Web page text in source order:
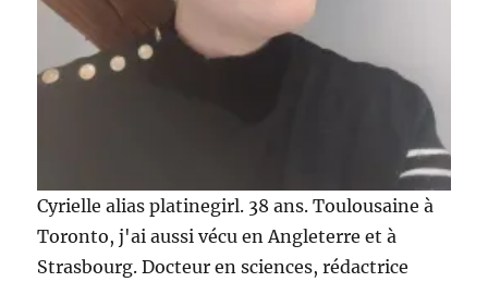
Cyrielle alias platinegirl. 38 ans. Toulousaine à
Toronto, j'ai aussi vécu en Angleterre et à
Strasbourg. Docteur en sciences, rédactrice